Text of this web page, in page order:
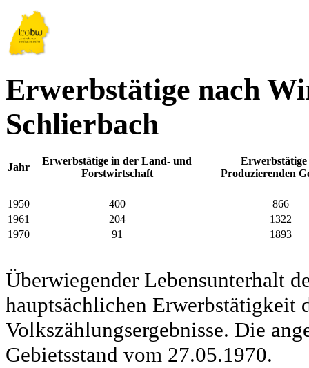
Erwerbstätige nach
Schlierbach
Jahr
Erwerbstätige in der Land- und
Forstwirtschaft
Erwerbstätige
Produzierenden
1950 400
866
1961
204
1322
1970
91 1893
Überwiegender Lebensunterhalt
hauptsächlichen Erwerbstätigkeit
Volkszählungsergebnisse. Die
Gebietsstand vom 27.05.1970.